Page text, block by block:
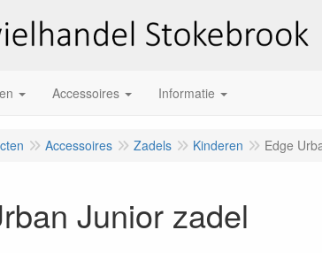
Accessoires Informatie
Accessoires Zadels Kinderen Edge
Junior zadel